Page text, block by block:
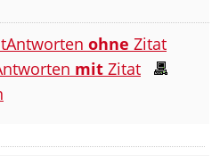
Antworten ohne Zitat
mit Zitat